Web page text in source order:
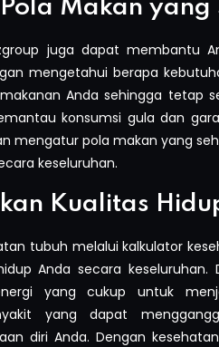
Makan yang
juga dapat membantu
mengetahui berapa
Anda sehingga tetap
konsumsi gula dan
mengatur pola makan yang
keseluruhan.
Kualitas
tubuh melalui kalkulator
Anda secara
yang cukup untuk
yang dapat
diri Anda. Dengan